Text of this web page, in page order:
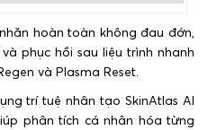
hoàn toàn không đau đớn,
phục hồi sau liệu trình nhanh
và Plasma Reset.
trí tuệ nhân tạo SkinAtlas AI
phân tích cá nhân hóa từng